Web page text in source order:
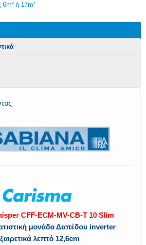
ή 17m³
CFF-ECM-MV-CB-T 10 Slim
μονάδα Δαπέδου inverter
λεπτό 12,6cm